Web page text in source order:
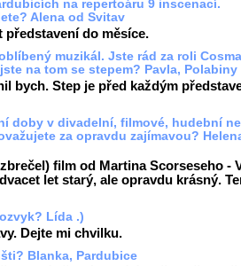
na repertoáru 9 inscenací.
Alena od Svitav
představení do měsíce.
muzikál. Jste rád za roli
na tom se stepem? Pavla, Polabiny
bych. Step je před každým
doby v divadelní, filmové, hudební
za opravdu zajímavou?
film od Martina Scorseseho -
let starý, ale opravdu krásný.
Lída .)
Dejte mi chvilku.
Blanka, Pardubice